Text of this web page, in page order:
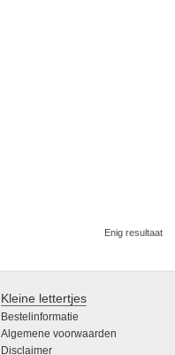
Enig resultaat
Kleine lettertjes
Bestelinformatie
Algemene voorwaarden
Disclaimer